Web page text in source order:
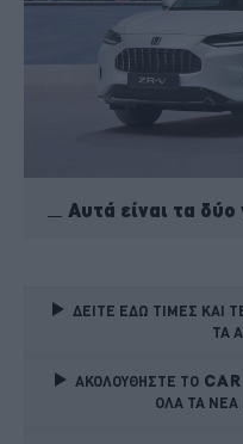
Αυτά είναι τα δύο
ΔΕΙΤΕ ΕΔΩ ΤΙΜΕΣ ΚΑΙ
ΤΑ
ΑΚΟΛΟΥΘΗΣΤΕ ΤΟ
ΟΛΑ ΤΑ ΝΕΑ